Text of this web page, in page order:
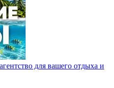
для вашего отдыха и